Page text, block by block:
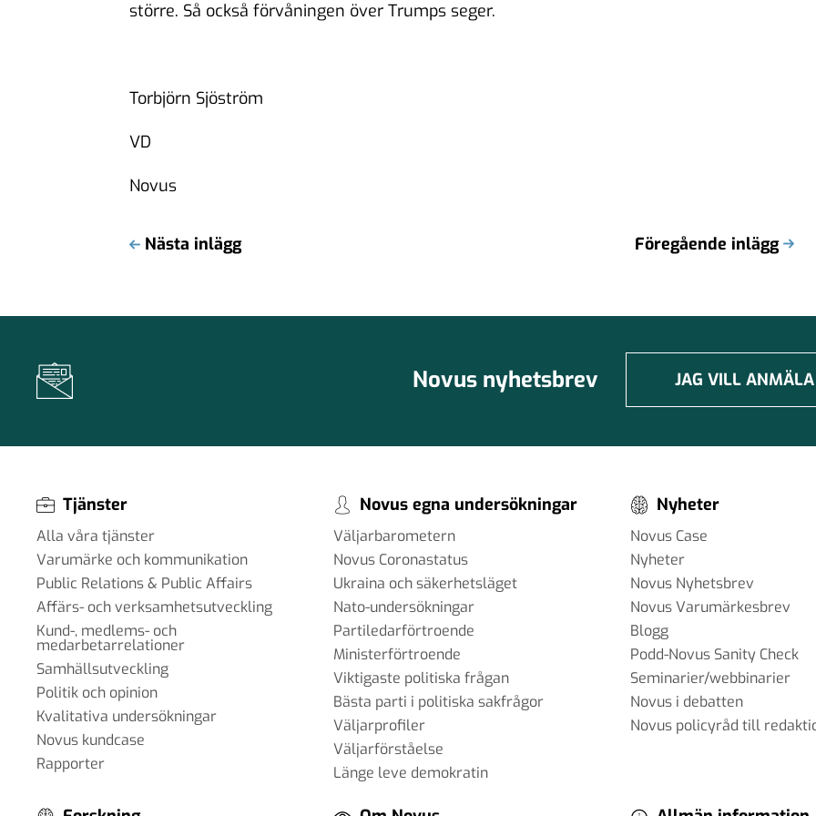
större. Så också förvåningen över Trumps seger.
Torbjörn Sjöström
VD
Novus
Nästa inlägg Föregående inlägg
Novus nyhetsbrev JAG VILL
Tjänster
Alla våra tjänster
Varumärke och kommunikation
Public Relations & Public Affairs
Affärs- och verksamhetsutveckling
Kund-, medlems- och
medarbetarrelationer
Samhällsutveckling
Politik och opinion
Kvalitativa undersökningar
Novus kundcase
Rapporter
Novus egna undersökningar
Väljarbarometern
Novus Coronastatus
Ukraina och säkerhetsläget
Nato-undersökningar
Partiledarförtroende
Ministerförtroende
Viktigaste politiska frågan
Bästa parti i politiska sakfrågor
Väljarprofiler
Väljarförståelse
Länge leve demokratin
Nyheter
Novus Case
Nyheter
Novus Nyhetsbrev
Novus Varumärkesbrev
Blogg
Podd-Novus Sanity Check
Seminarier/webbinarier
Novus i debatten
Novus policyråd till